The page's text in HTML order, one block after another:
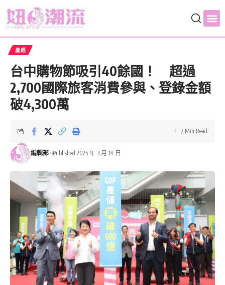
產經
台中購物節吸引40餘國！ 超過
2,700國際旅客消費參與、登錄金額
破4,300萬
編輯部 Published 2025 年 3 月 14 日
7 Min Read